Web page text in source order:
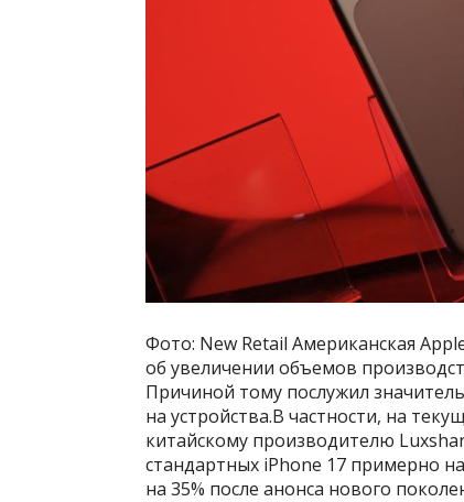
Фото: New Retail Американская
об увеличении объемов
Причиной тому послужил
на устройства.В частности, на
китайскому производителю
стандартных iPhone 17 примерно
на 35% после анонса нового